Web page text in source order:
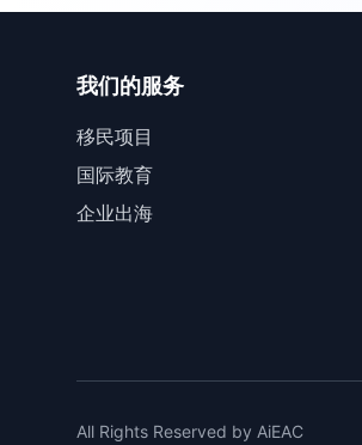
我们的服务
移民项目
国际教育
企业出海
All Rights Reserved by AiEAC